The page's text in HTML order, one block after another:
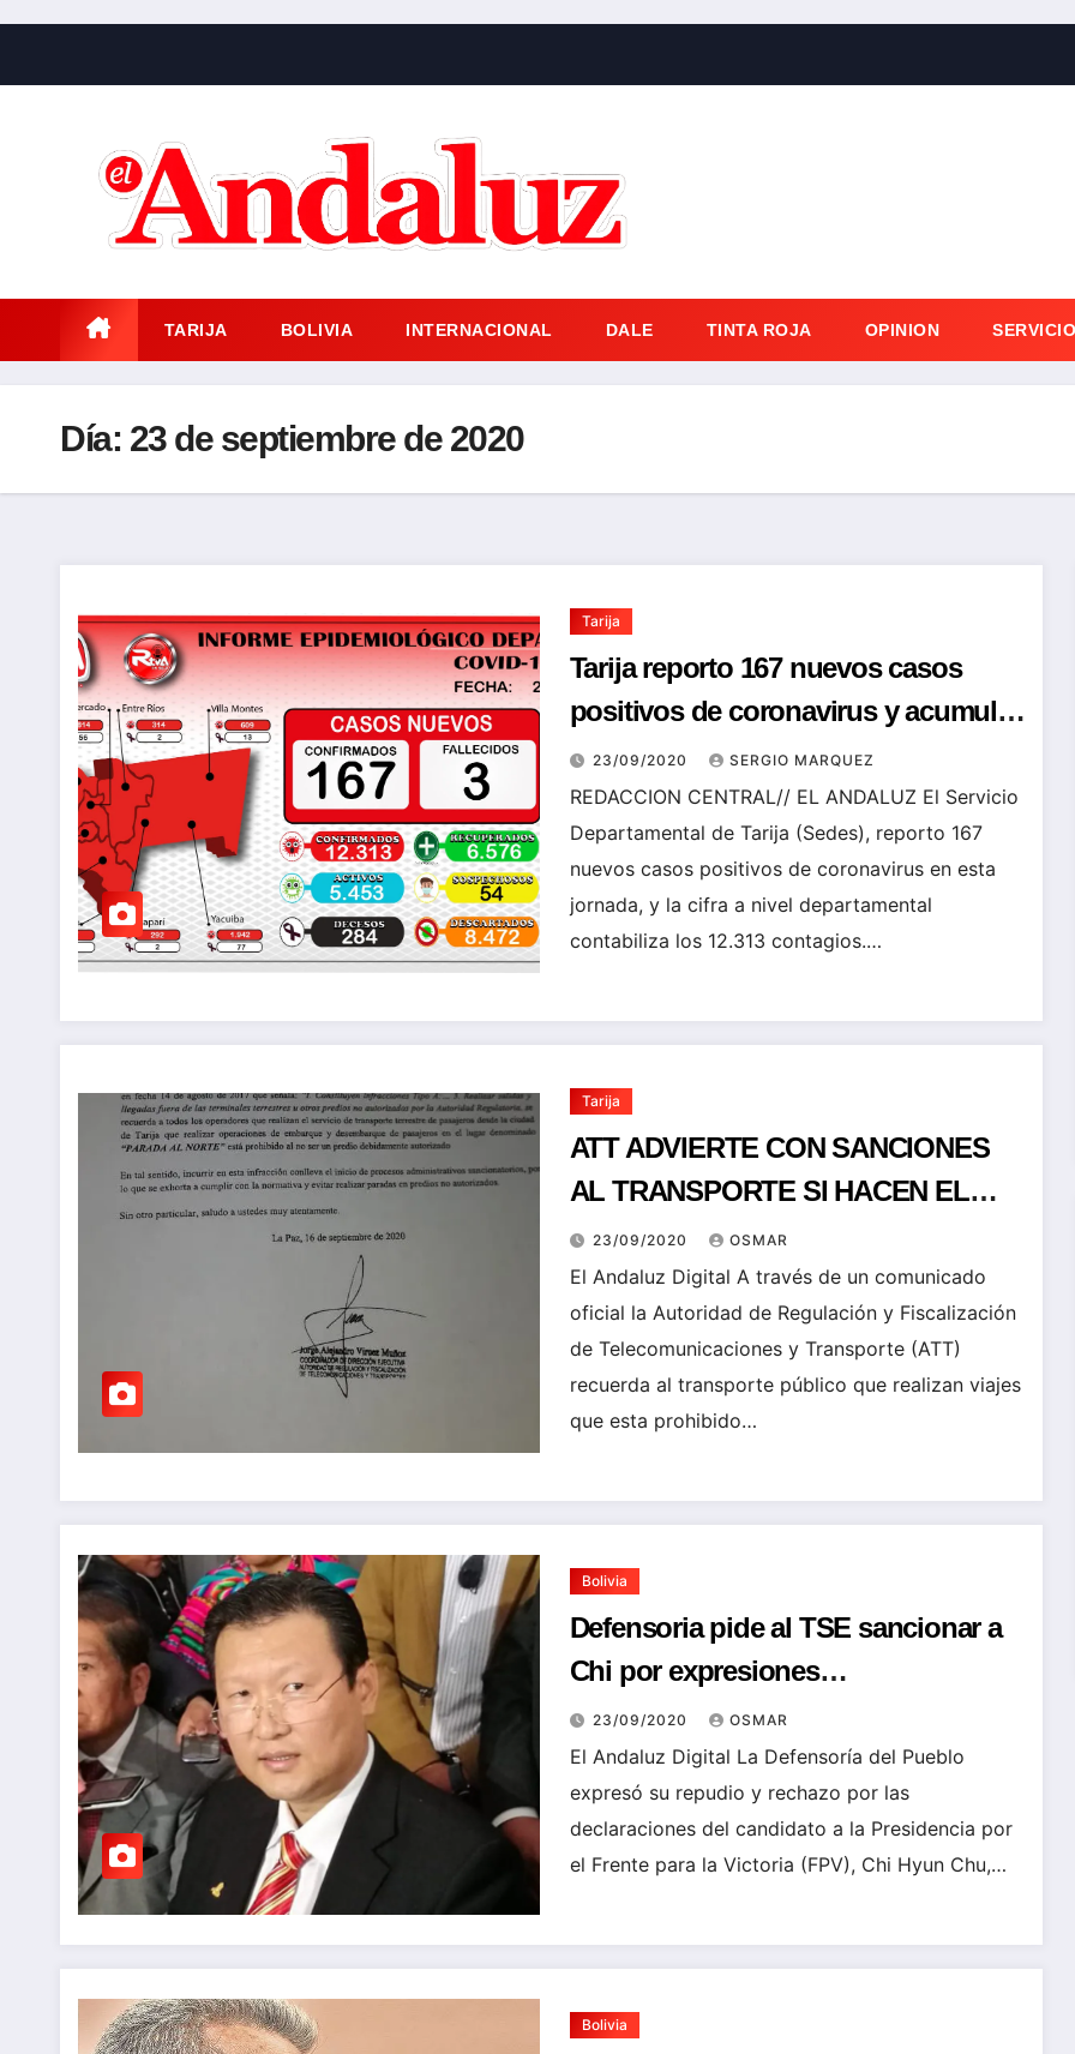
contenido
TARIJA BOLIVIA INTERNACIONAL DALE TINTA ROJA OPINION
Día: 23 de septiembre de 2020
Tarija
Tarija reporto 167 nuevos casos
positivos de coronavirus y acumulo
la cifra de 12.313
23/09/2020 SERGIO MARQUEZ
REDACCION CENTRAL// EL ANDALUZ El Servicio
Departamental de Tarija (Sedes), reporto 167
nuevos casos positivos de coronavirus en esta
jornada, y la cifra a nivel departamental
contabiliza los 12.313 contagios.…
Tarija
ATT ADVIERTE CON SANCIONES
AL TRANSPORTE SI HACEN EL
EMBARQUE DE PASAJEROS EN LA
PARADA DEL NORTE
23/09/2020 OSMAR
El Andaluz Digital A través de un comunicado
oficial la Autoridad de Regulación y Fiscalización
de Telecomunicaciones y Transporte (ATT)
recuerda al transporte público que realizan viajes
que esta prohibido…
Bolivia
Defensoria pide al TSE sancionar a
Chi por expresiones
discriminatorias contra población
LGBTI
23/09/2020 OSMAR
El Andaluz Digital La Defensoría del Pueblo
expresó su repudio y rechazo por las
declaraciones del candidato a la Presidencia por
el Frente para la Victoria (FPV), Chi Hyun Chu,…
Bolivia